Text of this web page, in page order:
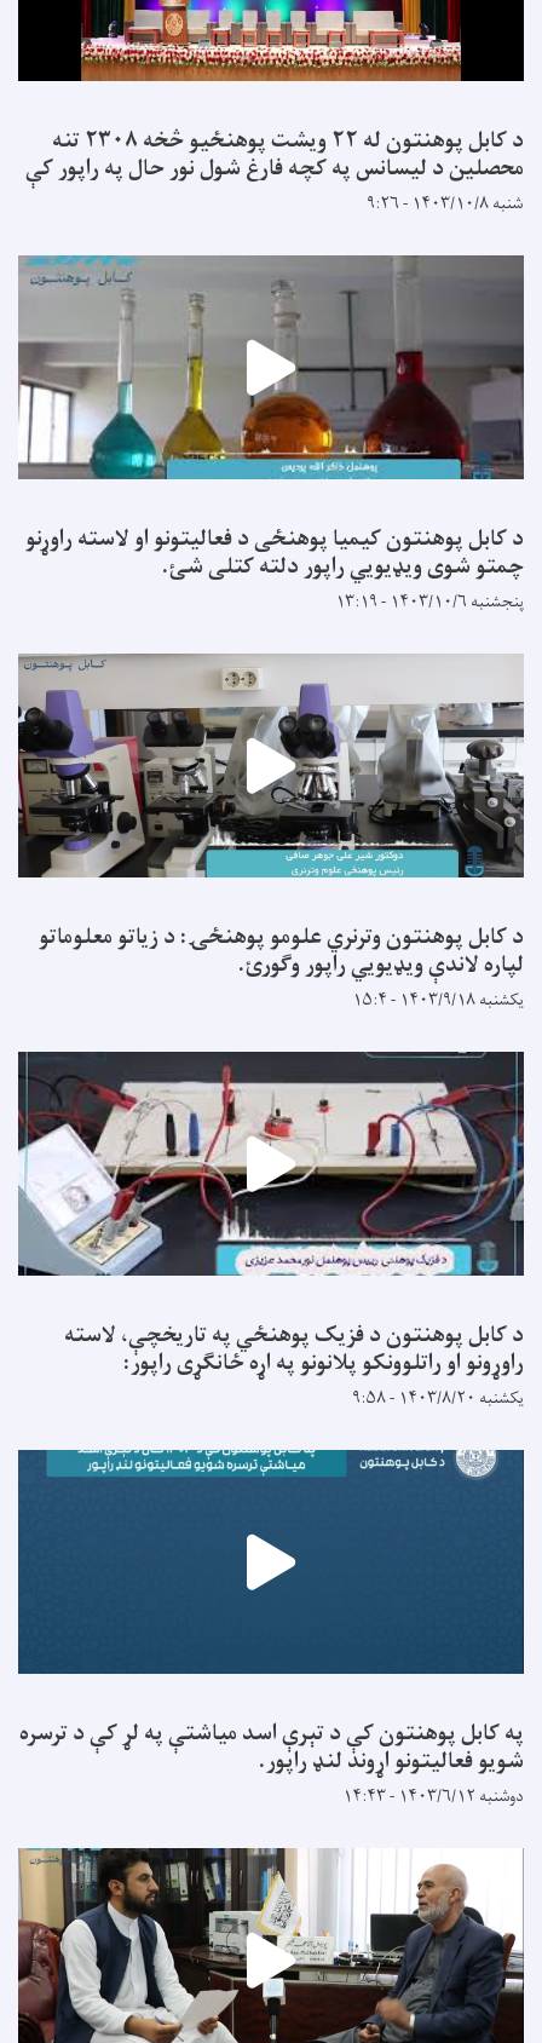
د کابل پوهنتون له ۲۲ ویشت پوهنځیو څخه ۲۳۰۸ تنه
محصلین د لیسانس په کچه فارغ شول نور حال په راپور کې
شنبه ۱۴۰۳/۱۰/۸ - ۹:۲۶
د کابل پوهنتون کیمیا پوهنځی د فعالیتونو او لاسته راوړنو
چمتو شوی ویډیویي راپور دلته کتلی شئ.
پنجشنبه ۱۴۰۳/۱۰/۶ - ۱۳:۱۹
د کابل پوهنتون وترنري علومو پوهنځۍ: د زیاتو معلوماتو
لپاره لاندې ویډیويي راپور وګورئ.
یکشنبه ۱۴۰۳/۹/۱۸ - ۱۵:۴
د کابل پوهنتون د فزیک پوهنځي په تاریخچې، لاسته
راوړونو او راتلوونکو پلانونو په اړه ځانګړی راپور:
یکشنبه ۱۴۰۳/۸/۲۰ - ۹:۵۸
په کابل پوهنتون کې د تېرې اسد میاشتې په لړ کې د ترسره
شویو فعالیتونو اړوند لنډ راپور.
دوشنبه ۱۴۰۳/۶/۱۲ - ۱۴:۴۳